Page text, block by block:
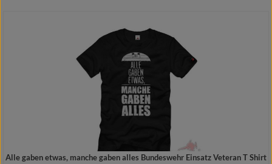
In den Warenkorb
Alle gaben etwas, manche gaben alles Bundeswehr Einsatz Veteran T Shirt